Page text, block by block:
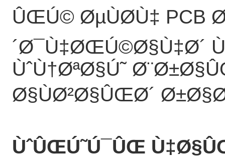
ÛŒÚ© ØµÙØ­Ù‡ PCB
´Ø¯Ù‡ØŒÚ©Ø§Ù‡Ø´
ÙˆÙ†ØªØ§Ú˜
Ø§ÙØ²Ø§ÛŒØ´
ÙˆÛŒÚ˜Ú¯ÛŒ